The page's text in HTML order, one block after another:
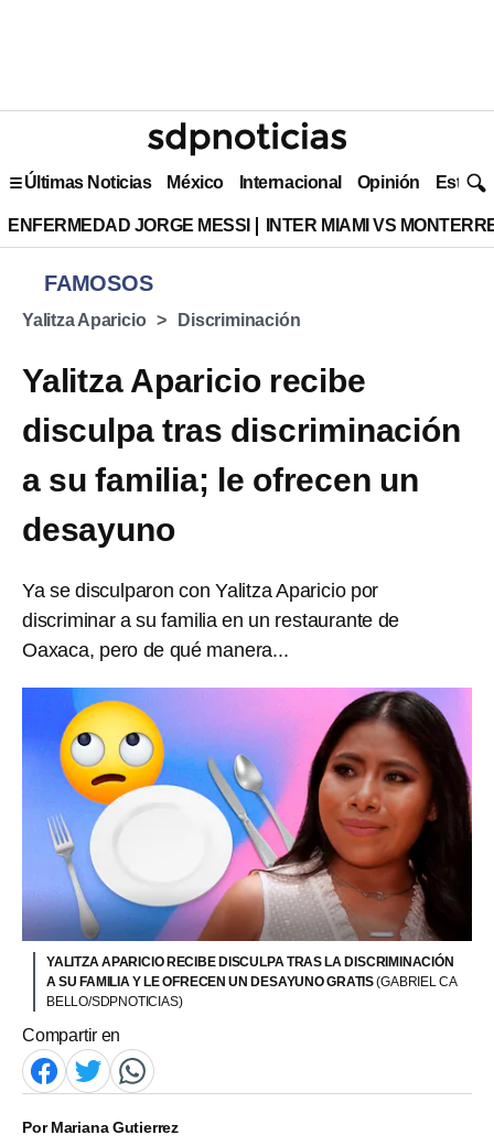
Últimas Noticias México Internacional Opinión Estilo
ENFERMEDAD JORGE MESSI INTER MIAMI VS
FAMOSOS
Yalitza Aparicio Discriminación
Yalitza Aparicio recibe
disculpa tras discriminación
a su familia; le ofrecen un
desayuno
Ya se disculparon con Yalitza Aparicio por
discriminar a su familia en un restaurante de
Oaxaca, pero de qué manera...
YALITZA APARICIO RECIBE DISCULPA TRAS LA DISCRIMINACIÓN
A SU FAMILIA Y LE OFRECEN UN DESAYUNO GRATIS(GABRIEL CA
BELLO/SDPNOTICIAS)
Compartir en
PorMariana Gutierrez